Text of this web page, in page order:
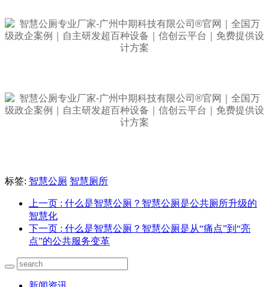
标签: 智慧公厕 智慧厕所
上一页 : 什么是智慧公厕？智慧公厕是公共厕所升级的
智慧化
下一页 : 什么是智慧公厕？智慧公厕是从“痛点”到“亮
点”的公共服务变革